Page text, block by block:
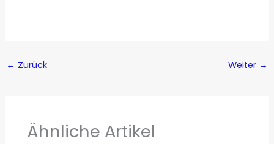
← Zurück Weiter →
Ähnliche Artikel